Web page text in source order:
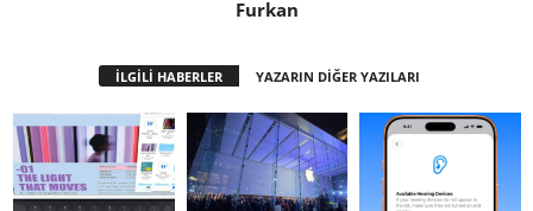
Furkan
İLGİLİ HABERLER YAZARIN DİĞER YAZILARI